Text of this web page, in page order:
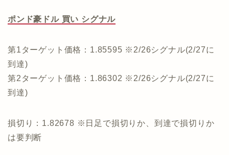
ポンド豪ドル 買い シグナル
第1ターゲット価格：1.85595 ※2/26シグナル(2/27に
到達)
第2ターゲット価格：1.86302 ※2/26シグナル(2/27に
到達)
損切り：1.82678 ※日足で損切りか、到達で損切りか
は要判断